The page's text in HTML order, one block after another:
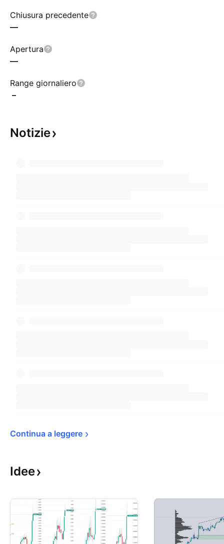
Chiusura precedente
—
Apertura
—
Range giornaliero
–
Notizie
Continua a leggere
Idee